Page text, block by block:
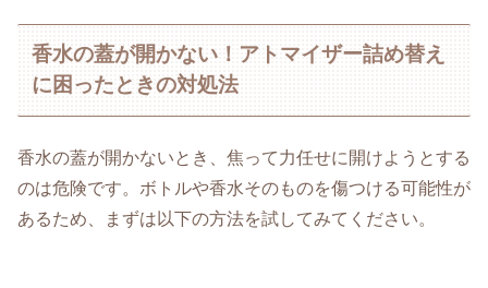
香水の蓋が開かない！アトマイザー詰め替え
に困ったときの対処法
香水の蓋が開かないとき、焦って力任せに開けようとする
のは危険です。ボトルや香水そのものを傷つける可能性が
あるため、まずは以下の方法を試してみてください。